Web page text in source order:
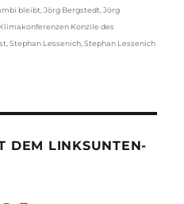
bleibt ,Jörg Bergstedt ,Jörg
Klimakonferenzen Konzile des
,Stephan Lessenich ,Stephan Lessenich
DEM LINKSUNTEN-